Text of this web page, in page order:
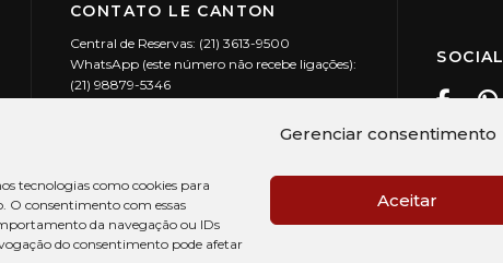
Gerenciar consentimento
tecnologias como cookies para
O consentimento com essas
da navegação ou IDs
do consentimento pode afetar
Aceitar
CONTATO LE CANTON
Central de Reservas: (21) 3613-9500
WhatsApp (este número não recebe ligações):
(21) 98879-5346
SOCIAL